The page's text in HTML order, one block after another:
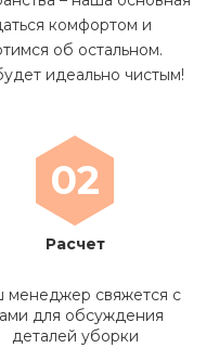
комфортом и
об остальном.
идеально чистым!
02
Расчет
менеджер свяжется с
для обсуждения
деталей уборки